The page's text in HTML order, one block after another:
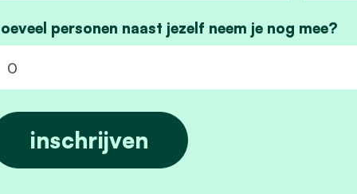
personen naast jezelf neem je nog mee?